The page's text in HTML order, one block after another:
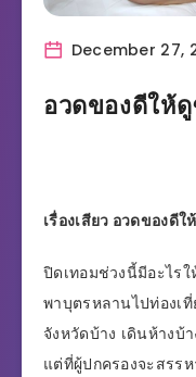
December 27,
อวดของดีให้
เรื่องเสียว อวดของดี
ปิดเทอมช่วงนี้มีอะไร
พาบุตรหลานไปท่องเ
จังหวัดบ้าง เดินห้างบ้
แต่ที่ผู้ปกครองจะสรร